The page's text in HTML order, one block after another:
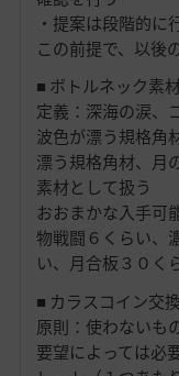
・提案は段階的に
この前提で、以後
■ ボトルネック素材
定義：深海の涙、
波色が漂う規格角
漂う規格角材、月
素材として扱う
おおまかな入手可
物戦闘６くらい、
い、月合板３０く
■ カラスコイン交換
原則：使わないも
要望によっては必